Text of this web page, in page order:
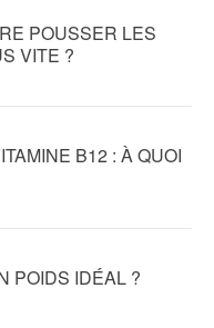
POUSSER LES
VITE ?
B12 : À QUOI
POIDS IDÉAL ?